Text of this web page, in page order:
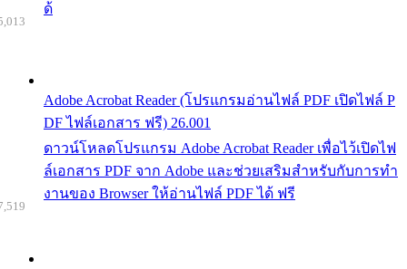
ด้
Adobe Acrobat Reader (โปรแกรมอ่านไฟล์ PDF เปิดไฟล์ P
DF ไฟล์เอกสาร ฟรี) 26.001
ดาวน์โหลดโปรแกรม Adobe Acrobat Reader เพื่อไว้เปิดไฟ
ล์เอกสาร PDF จาก Adobe และช่วยเสริมสำหรับกับการทำ
งานของ Browser ให้อ่านไฟล์ PDF ได้ ฟรี